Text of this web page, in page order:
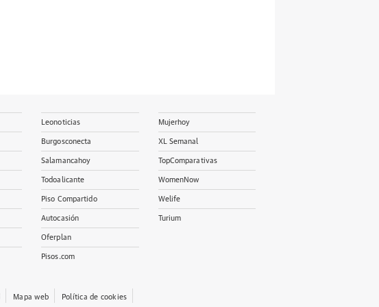
Leonoticias
Burgosconecta
Salamancahoy
Todoalicante
Piso Compartido
Autocasión
Oferplan
Pisos.com
Mujerhoy
XL Semanal
TopComparativas
WomenNow
Welife
Turium
Mapa web Política de cookies